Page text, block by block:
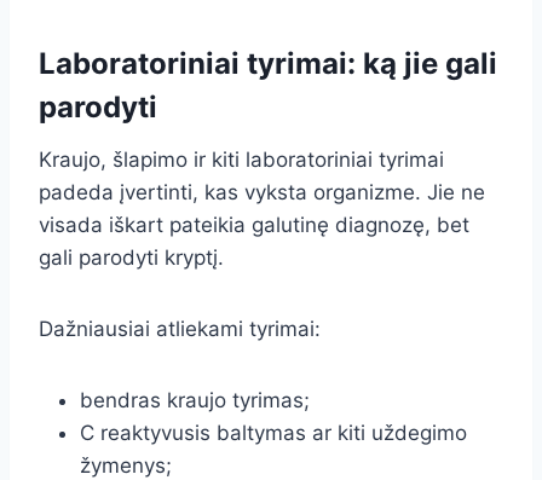
Laboratoriniai tyrimai: ką jie gali
parodyti
Kraujo, šlapimo ir kiti laboratoriniai tyrimai
padeda įvertinti, kas vyksta organizme. Jie ne
visada iškart pateikia galutinę diagnozę, bet
gali parodyti kryptį.
Dažniausiai atliekami tyrimai:
bendras kraujo tyrimas;
C reaktyvusis baltymas ar kiti uždegimo
žymenys;